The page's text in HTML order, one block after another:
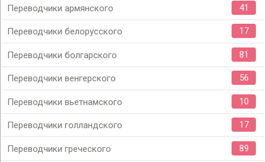
Переводчики армянского 41
Переводчики белорусского 17
Переводчики болгарского 81
Переводчики венгерского 56
Переводчики вьетнамского 10
Переводчики голландского 17
Переводчики греческого 89